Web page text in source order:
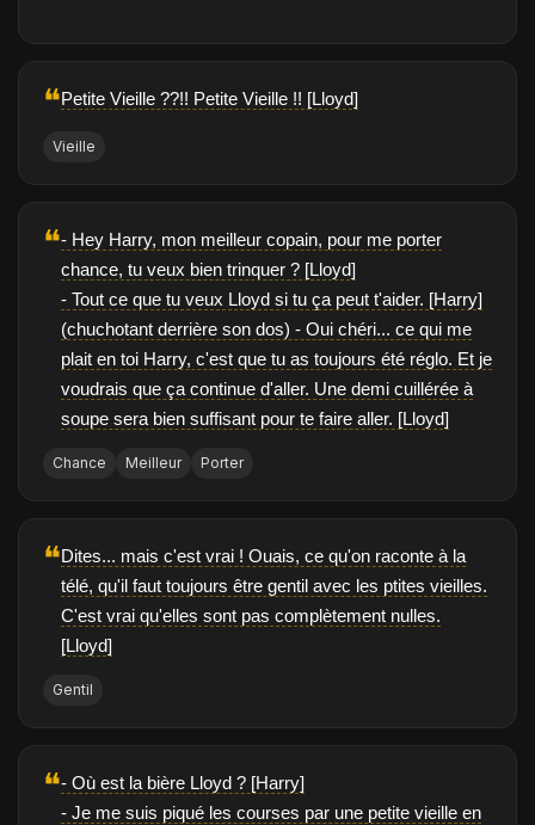
❝Petite Vieille ??!! Petite Vieille !! [Lloyd]
Vieille
❝- Hey Harry, mon meilleur copain, pour me porter
chance, tu veux bien trinquer ? [Lloyd]
- Tout ce que tu veux Lloyd si tu ça peut t'aider. [Harry]
(chuchotant derrière son dos) - Oui chéri... ce qui me
plait en toi Harry, c'est que tu as toujours été réglo. Et je
voudrais que ça continue d'aller. Une demi cuillérée à
soupe sera bien suffisant pour te faire aller. [Lloyd]
Chance Meilleur Porter
❝Dites... mais c'est vrai ! Ouais, ce qu'on raconte à la
télé, qu'il faut toujours être gentil avec les ptites vieilles.
C'est vrai qu'elles sont pas complètement nulles.
[Lloyd]
Gentil
❝- Où est la bière Lloyd ? [Harry]
- Je me suis piqué les courses par une petite vieille en